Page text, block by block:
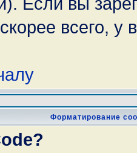
всего,
Форматирование